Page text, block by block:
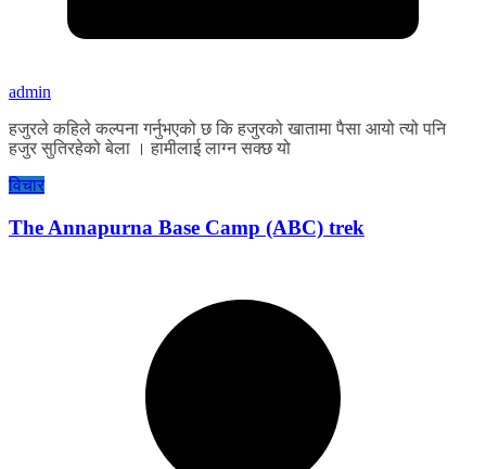
admin
हजुरले कहिले कल्पना गर्नुभएको छ कि हजुरको खातामा पैसा आयो त्यो पनि
हजुर सुतिरहेको बेला । हामीलाई लाग्न सक्छ यो
विचार
The Annapurna Base Camp (ABC) trek